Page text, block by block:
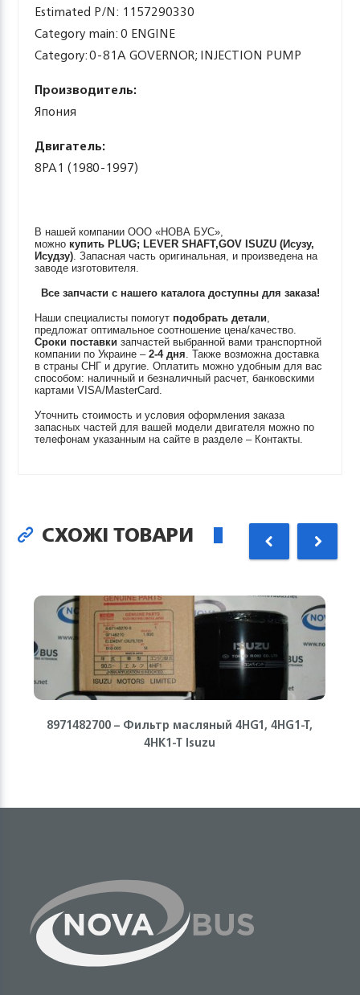
Estimated P/N: 1157290330
Category main: 0 ENGINE
Category: 0-81A GOVERNOR; INJECTION PUMP
Производитель:
Япония
Двигатель:
8PA1 (1980-1997)
В нашей компании ООО «НОВА БУС»,
можно купить PLUG; LEVER SHAFT,GOV ISUZU (Исузу,
Исудзу). Запасная часть оригинальная, и произведена на
заводе изготовителя.
Все запчасти с нашего каталога доступны для заказа!
Наши специалисты помогут подобрать детали,
предложат оптимальное соотношение цена/качество.
Сроки поставки запчастей выбранной вами транспортной
компании по Украине –2-4 дня. Также возможна доставка
в страны СНГ и другие. Оплатить можно удобным для вас
способом: наличный и безналичный расчет, банковскими
картами VISA/MasterCard.
Уточнить стоимость и условия оформления заказа
запасных частей для вашей модели двигателя можно по
телефонам указанным на сайте в разделе – Контакты.
СХОЖІ ТОВАРИ
8971482700 – Фильтр масляный 4HG1, 4HG1-T,
4HK1-T Isuzu